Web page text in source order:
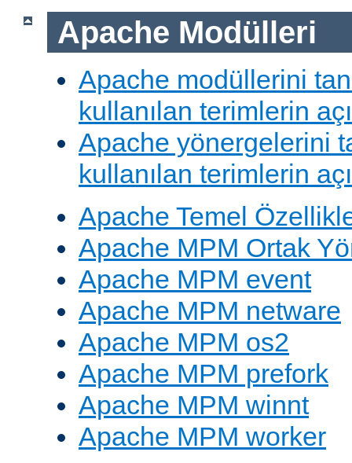
Apache Modülleri
Apache modüllerini
kullanılan terimlerin
Apache yönergelerini
kullanılan terimlerin
Apache Temel
Apache MPM Ortak
Apache MPM event
Apache MPM netware
Apache MPM os2
Apache MPM prefork
Apache MPM winnt
Apache MPM worker